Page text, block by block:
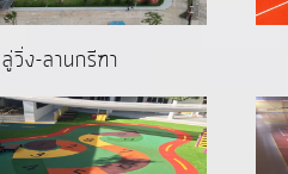
ลู่วิ่ง-ลานกรีฑา